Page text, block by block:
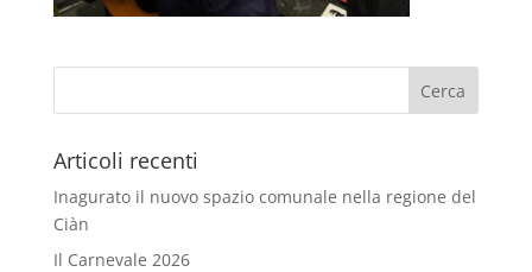
Articoli recenti
Inagurato il nuovo spazio comunale nella regione del
Ciàn
Il Carnevale 2026